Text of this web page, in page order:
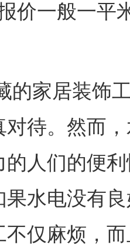
价一般一平
的家居装饰
待。然而
人们的便
果水电没有
仅麻烦，